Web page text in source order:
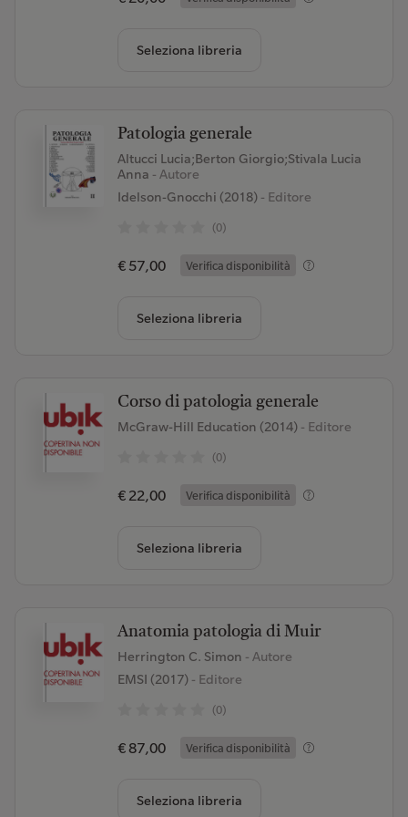
Seleziona libreria
Patologia generale
Altucci Lucia;Berton Giorgio;Stivala Lucia
Anna - Autore
Idelson-Gnocchi (2018)- Editore
(0)
€ 57,00 Verifica disponibilità
Seleziona libreria
Corso di patologia generale
McGraw-Hill Education (2014)- Editore
(0)
€ 22,00 Verifica disponibilità
Seleziona libreria
Anatomia patologia di Muir
Herrington C. Simon - Autore
EMSI (2017)- Editore
(0)
€ 87,00 Verifica disponibilità
Seleziona libreria